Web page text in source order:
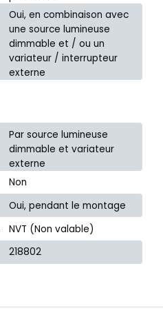
Oui, en combinaison avec
une source lumineuse
dimmable et / ou un
variateur / interrupteur
externe
Par source lumineuse
dimmable et variateur
externe
Non
Oui, pendant le montage
NVT (Non valable)
218802